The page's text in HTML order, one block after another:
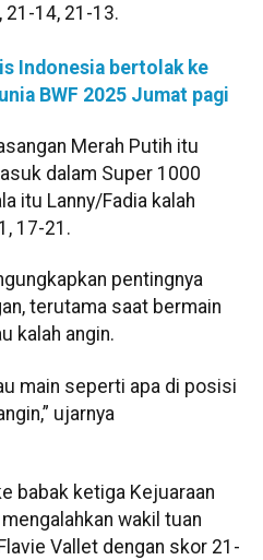
21-14, 21-13.
Indonesia bertolak ke
BWF 2025 Jumat pagi
Merah Putih itu
dalam Super 1000
itu Lanny/Fadia kalah
17-21.
pentingnya
terutama saat bermain
kalah angin.
main seperti apa di posisi
ujarnya
babak ketiga Kejuaraan
wakil tuan
Vallet dengan skor 21-